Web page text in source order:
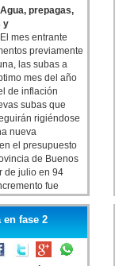
prepagas,
y
mes entrante
previamente
las subas a
mes del año
de inflación
subas que
rigiéndose
nueva
el presupuesto
de Buenos
de julio en 94
fue
S.A.
fase 2